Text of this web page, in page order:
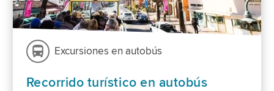
Excursiones en autobús
Recorrido turístico en autobús